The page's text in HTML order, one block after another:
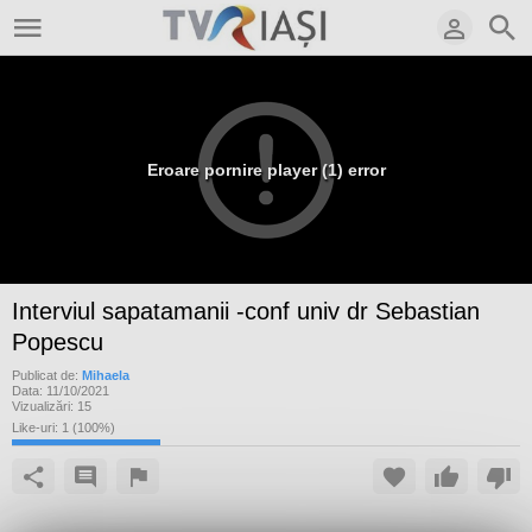
Eroare pornire player (1) error
Interviul sapatamanii -conf univ dr Sebastian
Popescu
Publicat de: Mihaela
Data: 11/10/2021
Vizualizări: 15
Like-uri: 1 (100%)